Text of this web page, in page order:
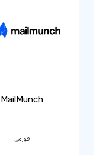
MailMunch
فورمې